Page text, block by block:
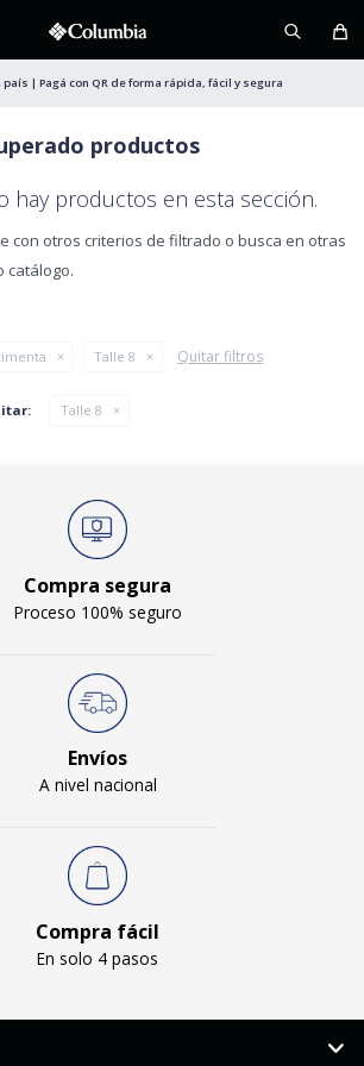
| Pagá con QR de forma rápida, fácil y segura
productos
hay productos en esta sección.
con otros criterios de filtrado o busca en otras
catálogo.
Talle 8 Quitar filtros
Talle 8
Compra segura
Proceso 100% seguro
Envíos
A nivel nacional
Compra fácil
En solo 4 pasos